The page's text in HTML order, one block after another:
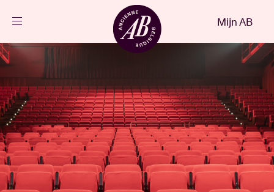
NL
Agenda
Projecten
Nieuws
Mijn AB